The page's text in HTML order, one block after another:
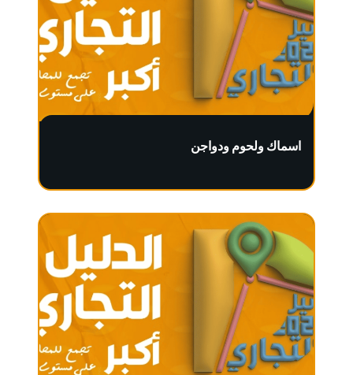
اسماك ولحوم ودواجن